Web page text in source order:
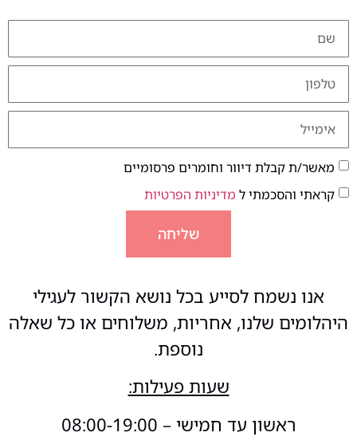
מאשר/ת קבלת דיוור וחומרים פרסומיים
קראתי והסכמתי ל מדיניות הפרטיות
שליחה
אנו נשמח לסייע בכל נושא הקשור לעגילי
היהלומים שלנו, אחריות, משלוחים או כל שאלה
נוספת.
שעות פעילות:
ראשון עד חמישי – 08:00-19:00